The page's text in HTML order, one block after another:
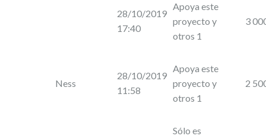
28/10/2019
17:40
Apoya este
proyecto y
otros 1
3
Ness
28/10/2019
11:58
Apoya este
proyecto y
otros 1
2
Sólo es